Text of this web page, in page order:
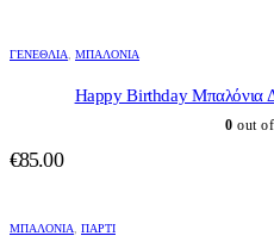
ΓΕΝΈΘΛΙΑ ΜΠΑΛΌΝΙΑ
Happy Birthday Μπαλόνια
0 out
€85.00
ΜΠΑΛΌΝΙΑ ΠΆΡΤΙ